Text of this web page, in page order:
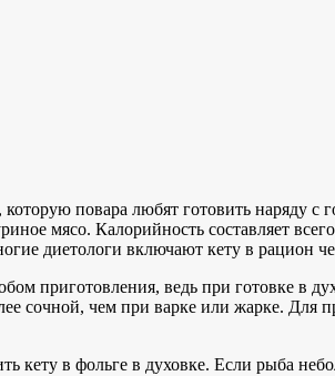
повара любят готовить наряду
мясо. Калорийность составляет
диетологи включают кету в рацион
приготовления, ведь при готовке в
сочной, чем при варке или жарке.
кету в фольге в духовке. Если рыба